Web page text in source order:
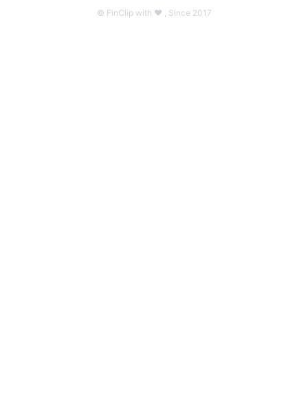
© FinClip with ❤ , Since 2017